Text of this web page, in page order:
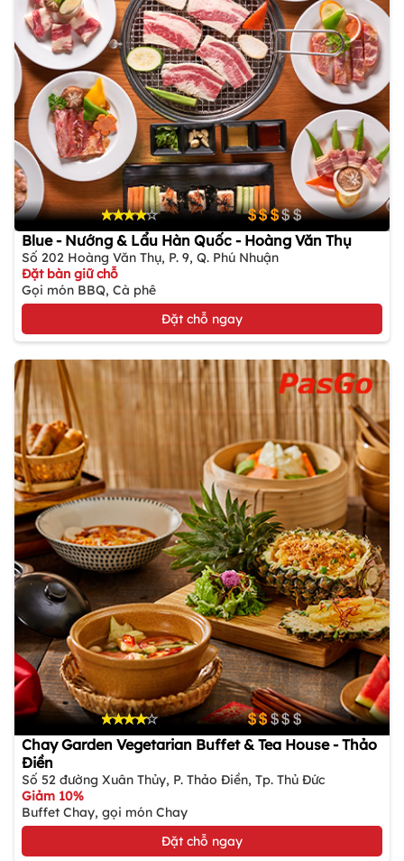
Blue - Nướng & Lẩu Hàn Quốc - Hoàng Văn Thụ
Số 202 Hoàng Văn Thụ, P. 9, Q. Phú Nhuận
Đặt bàn giữ chỗ
Gọi món BBQ, Cà phê
Đặt chỗ ngay
Chay Garden Vegetarian Buffet & Tea House - Thảo
Điền
Số 52 đường Xuân Thủy, P. Thảo Điền, Tp. Thủ Đức
Giảm 10%
Buffet Chay, gọi món Chay
Đặt chỗ ngay